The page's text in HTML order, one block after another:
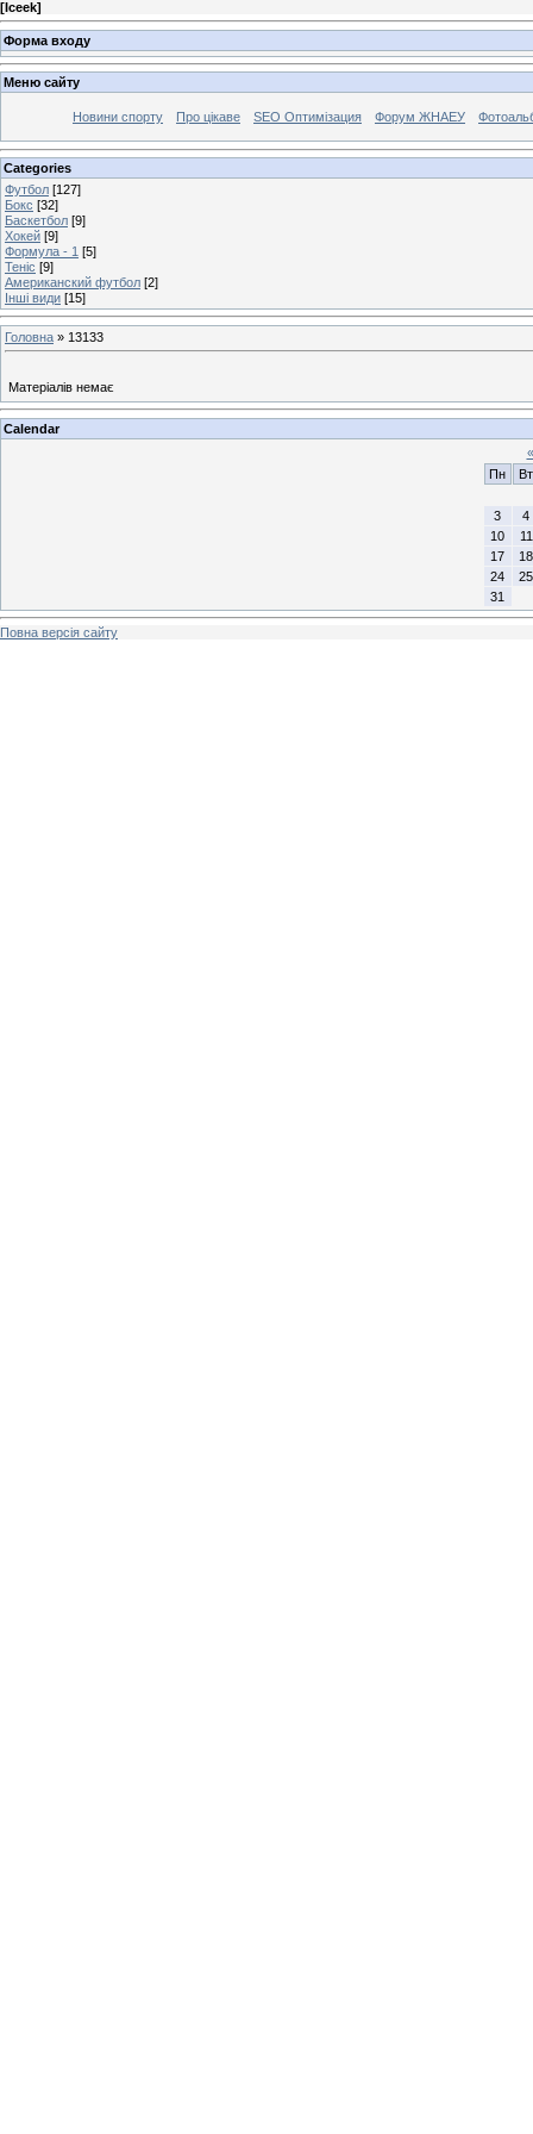
[Iceek]
Форма входу
Меню сайту
Новини спорту Про цікаве SEO Оптимізация Форум ЖНАЕУ
Categories
Футбол [127]
Бокс [32]
Баскетбол [9]
Хокей [9]
Формула - 1 [5]
Теніс [9]
Американский футбол [2]
Інші види [15]
Головна » 13133
Матеріалів немає
Calendar
«
Пн
Вт
3
4
10
11
17
18
24
25
31
Повна версія сайту